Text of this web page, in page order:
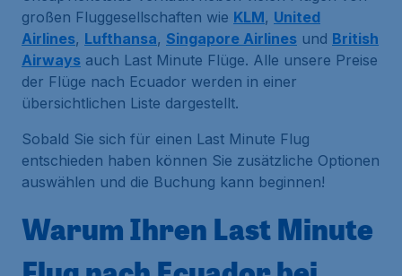
großen Fluggesellschaften wie KLM, United
Airlines, Lufthansa, Singapore Airlines und British
Airways auch Last Minute Flüge. Alle unsere Preise
der Flüge nach Ecuador werden in einer
übersichtlichen Liste dargestellt.
Sobald Sie sich für einen Last Minute Flug
entschieden haben können Sie zusätzliche Optionen
auswählen und die Buchung kann beginnen!
Warum Ihren Last Minute